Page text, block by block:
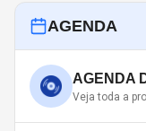
AGENDA
AGENDA
Veja toda a